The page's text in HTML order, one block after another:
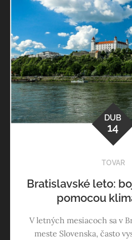
DUB
14
TOVAR
Bratislavské leto:
pomocou
V letných mesiacoch sa v
meste Slovenska, často